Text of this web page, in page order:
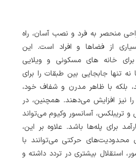
منحصر به فرد و نصب آسان، راه
از فضاها و افراد است. این
برای خانه های مسکونی و ویلایی
تنها جابجایی بین طبقات را برای
بلکه با ظاهر مدرن و شفاف خود،
نیز افزایش می‌دهند. همچنین، در
و تریبلکس، آسانسور وکیوم می‌تواند
برای پله‌ها باشد. علاوه بر این،
محدودیت‌های حرکتی می‌توانند با
استقلال بیشتری در تردد داشته و